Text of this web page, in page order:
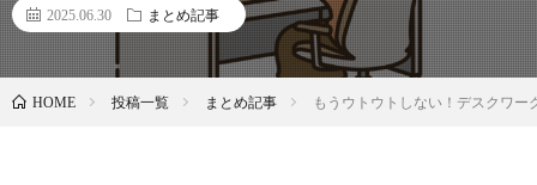
2025.06.30 まとめ記事
HOME 投稿一覧 まとめ記事 もうウトウトしない！デスクワー